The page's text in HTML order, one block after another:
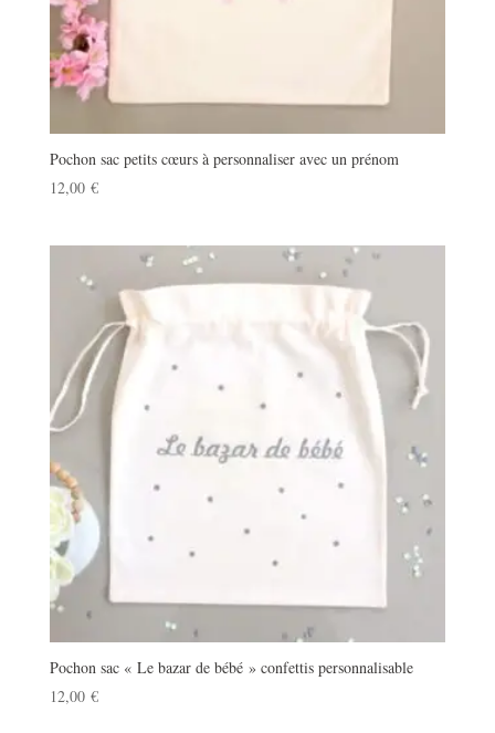
Pochon sac petits cœurs à personnaliser avec un prénom
12,00 €
Pochon sac « Le bazar de bébé » confettis personnalisable
12,00 €